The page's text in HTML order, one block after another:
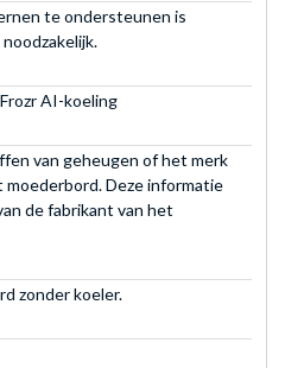
te ondersteunen is
AI-koeling
van geheugen of het merk
Deze informatie
de fabrikant van het
zonder koeler.